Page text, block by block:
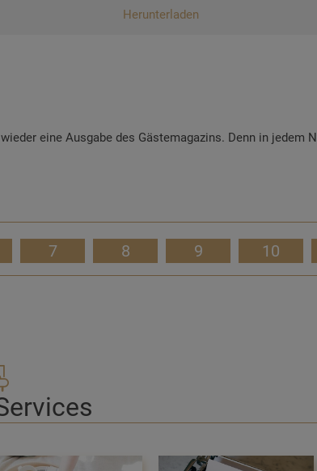
Herunterladen
eine Ausgabe des Gästemagazins. Denn in jedem
7 8 9 10